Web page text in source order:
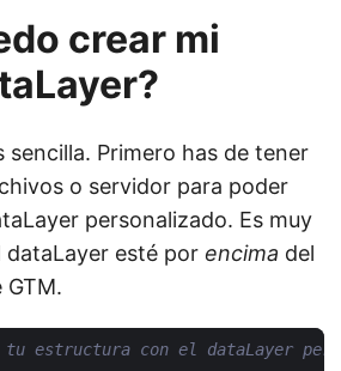
crear mi
sencilla. Primero has de tener
o servidor para poder
personalizado. Es muy
esté por encima del
estructura con el dataLayer